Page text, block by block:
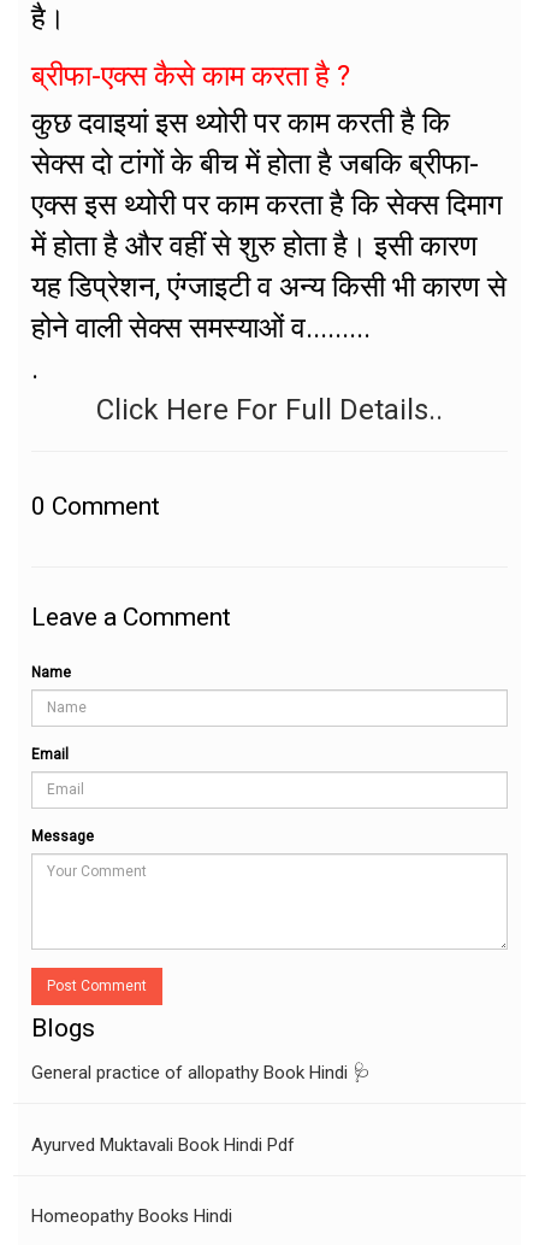
है।
ब्रीफा-एक्स कैसे काम करता है ?
कुछ दवाइयां इस थ्योरी पर काम करती है कि
सेक्स दो टांगों के बीच में होता है जबकि ब्रीफा-
एक्स इस थ्योरी पर काम करता है कि सेक्स दिमाग
में होता है और वहीं से शुरु होता है। इसी कारण
यह डिप्रेशन, एंग्जाइटी व अन्य किसी भी कारण से
होने वाली सेक्स समस्याओं व.........
.
Click Here For Full Details..
0 Comment
Leave a Comment
Name
Email
Message
Post Comment
Blogs
General practice of allopathy Book Hindi 🩺
Ayurved Muktavali Book Hindi Pdf
Homeopathy Books Hindi